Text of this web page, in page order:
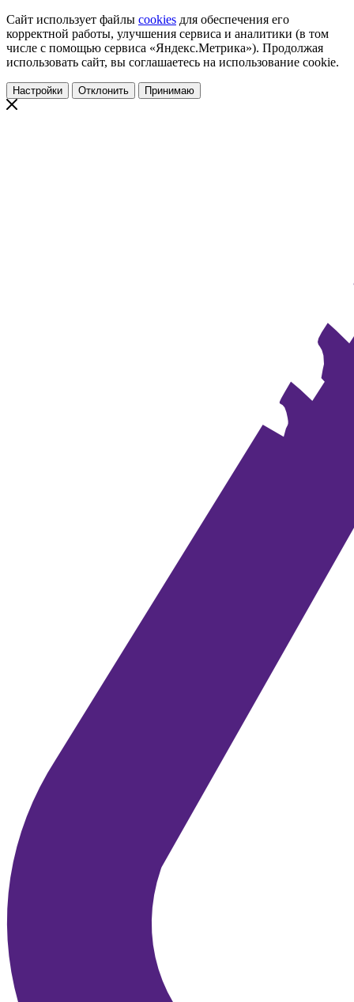
Сайт использует файлы cookies для обеспечения его
корректной работы, улучшения сервиса и аналитики (в том
числе с помощью сервиса «Яндекс.Метрика»). Продолжая
использовать сайт, вы соглашаетесь на использование cookie.
Настройки Отклонить Принимаю